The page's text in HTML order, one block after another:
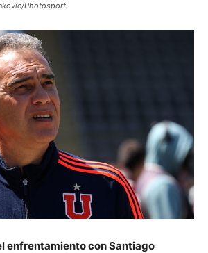
Photosport
enfrentamiento con Santiago